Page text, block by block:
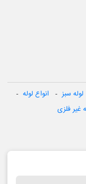
لوله سبز
انواع لوله
غیر فلزی